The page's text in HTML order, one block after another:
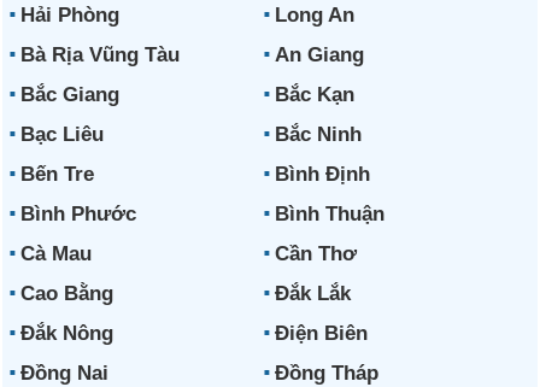
Hải Phòng
Long An
Bà Rịa Vũng Tàu
An Giang
Bắc Giang
Bắc Kạn
Bạc Liêu
Bắc Ninh
Bến Tre
Bình Định
Bình Phước
Bình Thuận
Cà Mau
Cần Thơ
Cao Bằng
Đắk Lắk
Đắk Nông
Điện Biên
Đồng Nai
Đồng Tháp